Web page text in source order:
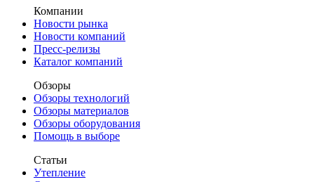
Компании
Новости рынка
Новости компаний
Пресс-релизы
Каталог компаний
Обзоры
Обзоры технологий
Обзоры материалов
Обзоры оборудования
Помощь в выборе
Статьи
Утепление